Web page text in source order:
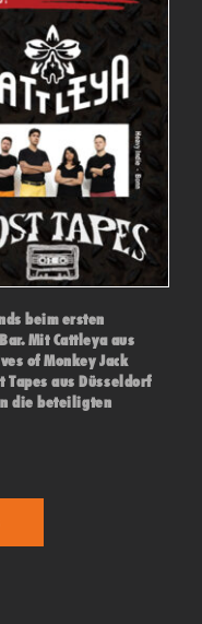
beim ersten
Mit Cattleya aus
of Monkey Jack
Tapes aus Düsseldorf
die beteiligten
über den